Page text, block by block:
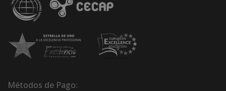
Métodos de Pago: